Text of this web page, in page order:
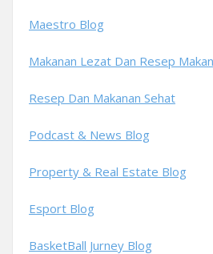
Maestro Blog
Makanan Lezat Dan Resep
Resep Dan Makanan Sehat
Podcast & News Blog
Property & Real Estate Blog
Esport Blog
BasketBall Jurney Blog